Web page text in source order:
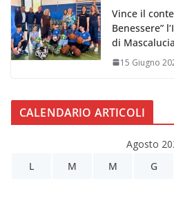
Vince il
Benessere”
di Mascalucia
15 Giugno
CALENDARIO ARTICOLI
Agosto
L
M M G